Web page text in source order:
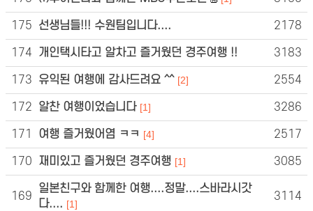
175 선생님들!!! 수원팀입니다.... 2178
174 개인택시타고 알차고 즐거웠던 경주여행 !! 3183
173 유익된 여행에 감사드려요 ^^ [2] 2554
172 알찬 여행이었습니다 [1] 3286
171 여행 즐거웠어염 ㅋㅋ [4] 2517
170 재미있고 즐거웠던 경주여행 [1] 3085
169
일본친구와 함께한 여행....정말....스바라시갓
다.... [1]
3114